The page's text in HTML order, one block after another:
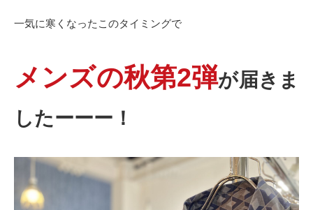
一気に寒くなったこのタイミングで
メンズの秋第2弾が届きま
したーーー！